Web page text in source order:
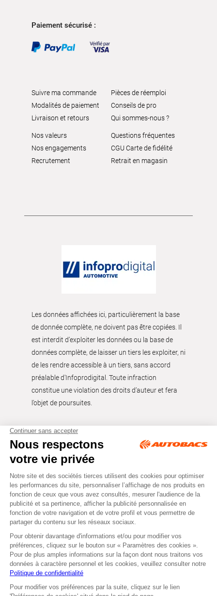
Paiement sécurisé :
Suivre ma commande
Modalités de paiement
Livraison et retours
Pièces de réemploi
Conseils de pro
Qui sommes-nous ?
Nos valeurs
Nos engagements
Recrutement
Questions fréquentes
CGU Carte de fidélité
Retrait en magasin
Les données affichées ici, particulièrement la base
de donnée complète, ne doivent pas être copiées. Il
est interdit d’exploiter les données ou la base de
données complète, de laisser un tiers les exploiter, ni
de les rendre accessible à un tiers, sans accord
préalable d'Infoprodigital. Toute infraction
constitue une violation des droits d’auteur et fera
l’objet de poursuites.
Tous droits réservés © Autobacs
Mentions légales RGPD
Cookies CGV
Facebook Instagram